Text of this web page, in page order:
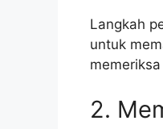
Langkah
untuk
2.